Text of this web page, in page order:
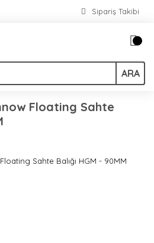
Sipariş Takibi
ARA
Floating Sahte